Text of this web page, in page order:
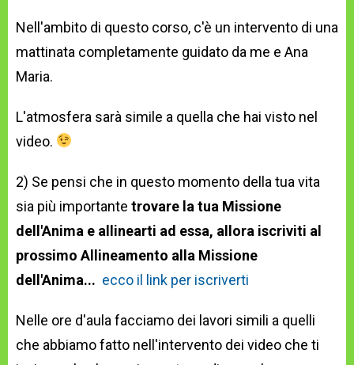
Nell'ambito di questo corso, c'è un intervento di una
mattinata completamente guidato da me e Ana
Maria.
L'atmosfera sarà simile a quella che hai visto nel
video.
2) Se pensi che in questo momento della tua vita
sia più importante trovare la tua Missione
dell'Anima e allinearti ad essa, allora iscriviti al
prossimo Allineamento alla Missione
dell'Anima... ecco il link per iscriverti
Nelle ore d'aula facciamo dei lavori simili a quelli
che abbiamo fatto nell'intervento dei video che ti